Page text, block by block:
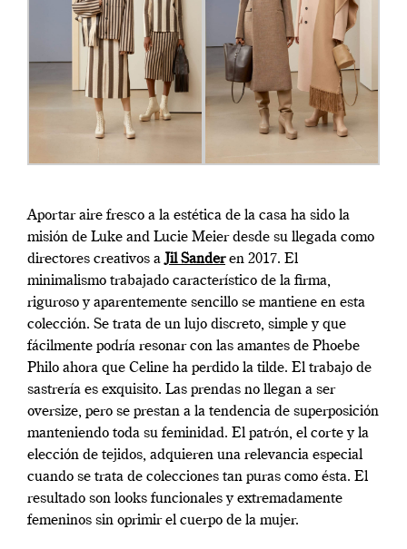
Aportar aire fresco a la estética de la casa ha sido la
misión de Luke and Lucie Meier desde su llegada como
directores creativos aJil Sanderen 2017. El
minimalismo trabajado característico de la firma,
riguroso y aparentemente sencillo se mantiene en esta
colección. Se trata de un lujo discreto, simple y que
fácilmente podría resonar con las amantes de Phoebe
Philo ahora que Celine ha perdido la tilde. El trabajo de
sastrería es exquisito. Las prendas no llegan a ser
oversize, pero se prestan a la tendencia de superposición
manteniendo toda su feminidad. El patrón, el corte y la
elección de tejidos, adquieren una relevancia especial
cuando se trata de colecciones tan puras como ésta. El
resultado son looks funcionales y extremadamente
femeninos sin oprimir el cuerpo de la mujer.